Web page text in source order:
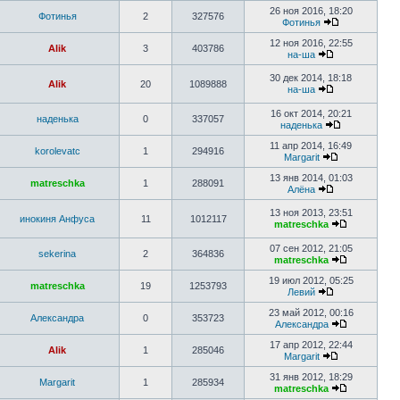
Фотинья 2 327576
26 ноя 2016, 18:20
Фотинья
Alik 3 403786
12 ноя 2016, 22:55
на-ша
Alik 20 1089888
30 дек 2014, 18:18
на-ша
наденька 0 337057
16 окт 2014, 20:21
наденька
korolevatc 1 294916
11 апр 2014, 16:49
Margarit
matreschka 1 288091
13 янв 2014, 01:03
Алёна
инокиня Анфуса 11 1012117
13 ноя 2013, 23:51
matreschka
sekerina 2 364836
07 сен 2012, 21:05
matreschka
matreschka 19 1253793
19 июл 2012, 05:25
Левий
Александра 0 353723
23 май 2012, 00:16
Александра
Alik 1 285046
17 апр 2012, 22:44
Margarit
Margarit 1 285934
31 янв 2012, 18:29
matreschka